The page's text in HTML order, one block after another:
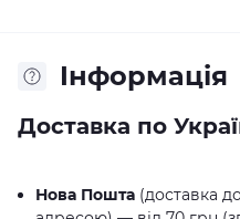
Iнформація
Доставка по
Нова Пошта (доставка